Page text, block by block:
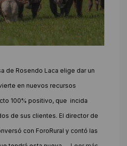
de Rosendo Laca elige dar un
en nuevos recursos
100% positivo, que incida
de sus clientes. El director de
con ForoRural y contó las